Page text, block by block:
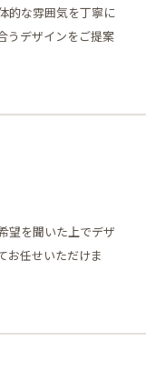
的な雰囲気を丁寧に
うデザインをご提案
望を聞いた上でデザ
お任せいただけま